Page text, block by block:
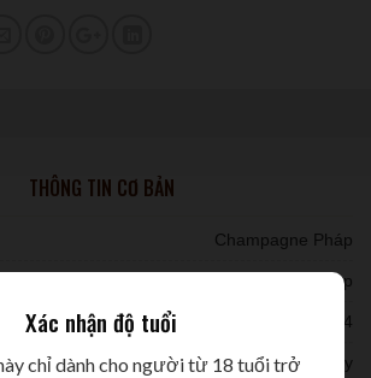
THÔNG TIN CƠ BẢN
Champagne Pháp
Pháp
2014
75% Pinot Noir, 25% Chardonnay
Xác nhận độ tuổi
chỉ dành cho người từ 18 tuổi trở